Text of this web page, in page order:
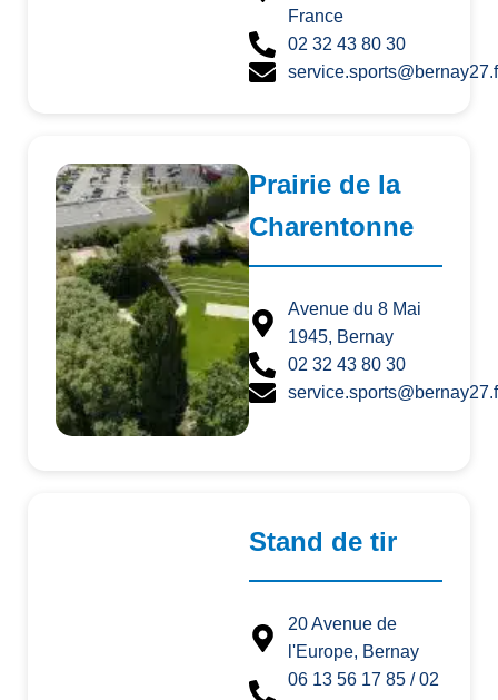
France
02 32 43 80 30
Prairie de la
Charentonne
Avenue du 8 Mai
1945, Bernay
02 32 43 80 30
Stand de tir
20 Avenue de
l'Europe, Bernay
06 13 56 17 85 / 02